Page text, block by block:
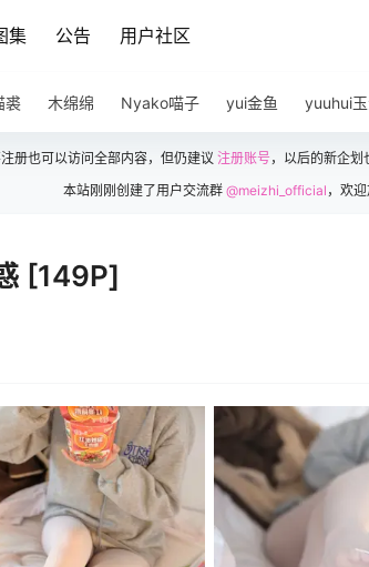
集 公告 用户社区
裘 木绵绵 Nyako喵子 yui金鱼 yuuhui
册也可以访问全部内容，但仍建议 注册账号，以后的新企划
本站刚刚创建了用户交流群@meizhi_official ，欢
[149P]